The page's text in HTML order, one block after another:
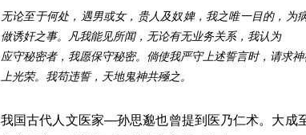
无论至于何处，遇男或女，贵人及奴婢，我之唯一目的，
做诱奸之事。凡我能见所闻，无论有无业务关系，我认为
应守秘密者，我愿保守秘密。倘使我严守上述誓言时，请求
上光荣。我苟违誓，天地鬼神共殛之。
我国古代人文医家—孙思邈也曾提到医乃仁术。大